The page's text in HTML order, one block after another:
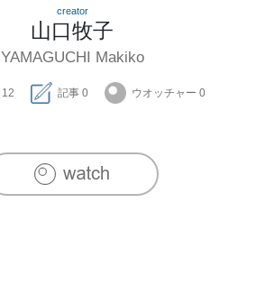
creator
山口牧子
YAMAGUCHI Makiko
12 記事 0 ウオッチャー 0